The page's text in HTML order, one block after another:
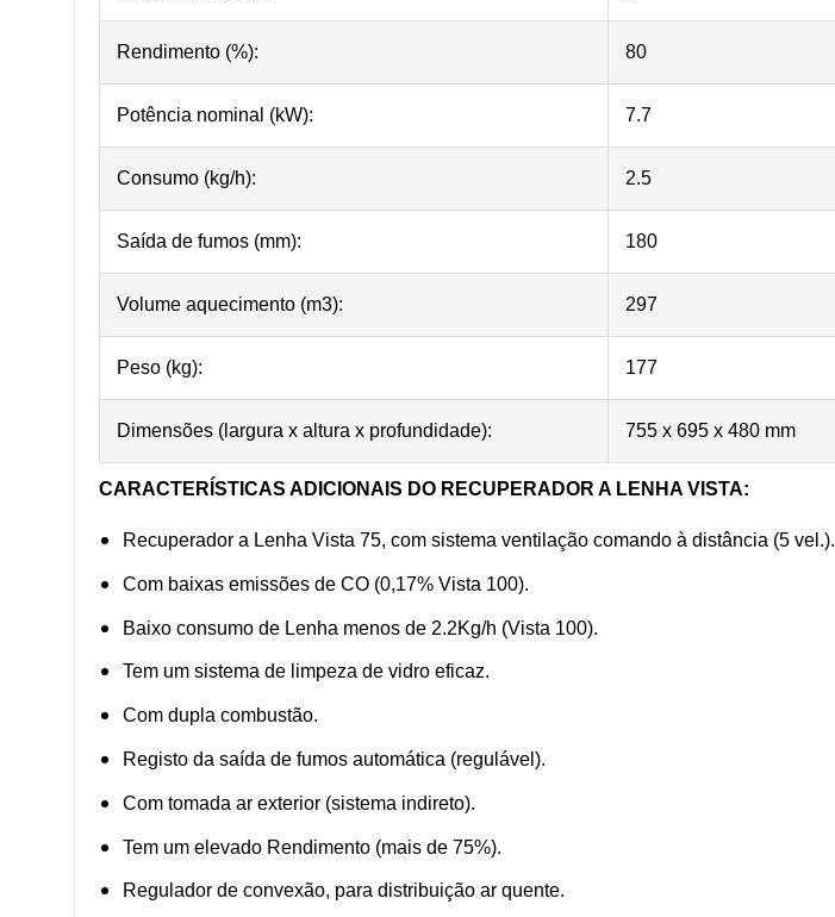
Rendimento (%): 80
Potência nominal (kW): 7.7
Consumo (kg/h): 2.5
Saída de fumos (mm): 180
Volume aquecimento (m3): 297
Peso (kg): 177
Dimensões (largura x altura x profundidade): 755 x 695 x 480 mm
CARACTERÍSTICAS ADICIONAIS DO RECUPERADOR A LENHA VISTA:
Recuperador a Lenha Vista 75, com sistema ventilação comando à distância (5 vel.).
Com baixas emissões de CO (0,17% Vista 100).
Baixo consumo de Lenha menos de 2.2Kg/h (Vista 100).
Tem um sistema de limpeza de vidro eficaz.
Com dupla combustão.
Registo da saída de fumos automática (regulável).
Com tomada ar exterior (sistema indireto).
Tem um elevado Rendimento (mais de 75%).
Regulador de convexão, para distribuição ar quente.